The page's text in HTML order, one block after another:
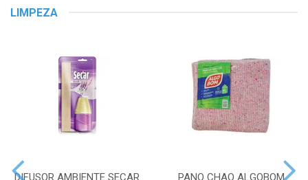
LIMPEZA
DIFUSOR AMBIENTE SECAR PANO CHAO ALGOBOM